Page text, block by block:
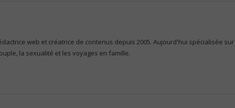
web et créatrice de contenus depuis 2005. Aujourd'hui spécialisée
la sexualité et les voyages en famille.